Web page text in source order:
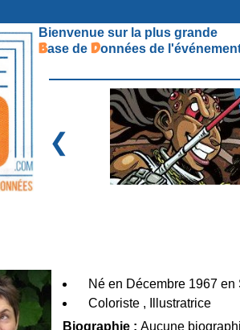
Bienvenue sur la plus grande
Base de Données de
❮
Né en Décembre 1967 en
Coloriste , Illustratrice
Biographie : Aucune